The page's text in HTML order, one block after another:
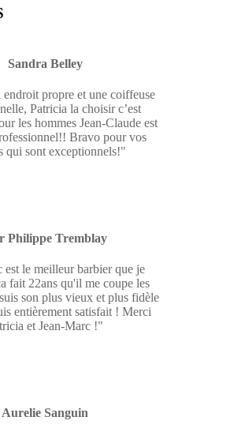
Sandra Belley
endroit propre et une coiffeuse
Patricia la choisir c’est
les hommes Jean-Claude est
Bravo pour vos
qui sont exceptionnels!"
Philippe Tremblay
est le meilleur barbier que je
fait 22ans qu'il me coupe les
son plus vieux et plus fidèle
entièrement satisfait ! Merci
et Jean-Marc !"
Aurelie Sanguin